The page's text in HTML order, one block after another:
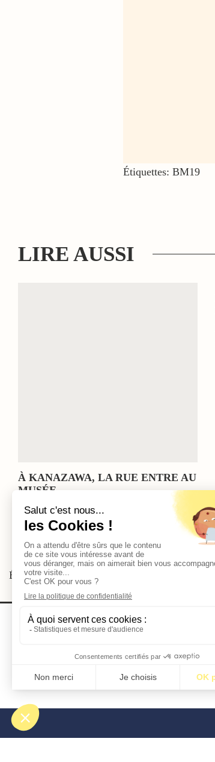
Étiquettes: BM19
LIRE AUSSI
À KANAZAWA, LA RUE ENTRE AU
MUSÉE
Par Sylvain Cardonnel
Étiquettes:BM19